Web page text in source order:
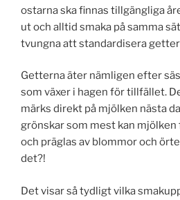
ostarna ska finnas tillgängliga
ut och alltid smaka på samma
tvungna att standardisera
Getterna äter nämligen efter
som växer i hagen för tillfället.
märks direkt på mjölken nästa
grönskar som mest kan
och präglas av blommor och
det?!
Det visar så tydligt vilka